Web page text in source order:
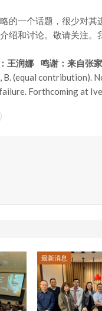
的一个话题，很少对
绍和讨论。敬请关注
王润娜 鸣谢：来自张
B. (equal contribution).
Forthcoming at
最新消息